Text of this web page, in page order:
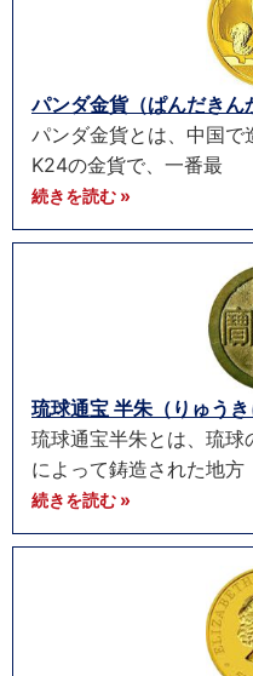
パンダ金貨（ぱんだきん
パンダ金貨とは、中国で
K24の金貨で、一番最
続きを読む »
琉球通宝 半朱（りゅう
琉球通宝半朱とは、琉
によって鋳造された地方
続きを読む »